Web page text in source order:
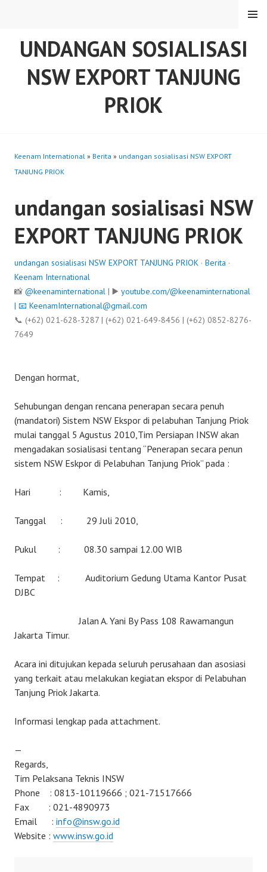
UNDANGAN SOSIALISASI
NSW EXPORT TANJUNG
PRIOK
MENU
Keenam International » Berita » undangan sosialisasi NSW EXPORT
TANJUNG PRIOK
undangan sosialisasi NSW
EXPORT TANJUNG PRIOK
undangan sosialisasi NSW EXPORT TANJUNG PRIOK · Berita ·
Keenam International
📸 @keenaminternational | ▶️ youtube.com/@keenaminternational
| 📧 KeenamInternational@gmail.com
📞 (+62) 021-628-3287 | (+62) 021-649-8456 | (+62) 0852-8276-
7649
Dengan hormat,
Sehubungan dengan rencana penerapan secara penuh
(mandatori) Sistem NSW Ekspor di pelabuhan Tanjung Priok
mulai tanggal 5 Agustus 2010,Tim Persiapan INSW akan
mengadakan sosialisasi tentang “Penerapan secara penun
sistem NSW Eskpor di Pelabuhan Tanjung Priok” pada :
Hari : Kamis,
Tanggal : 29 Juli 2010,
Pukul : 08.30 sampai 12.00 WIB
Tempat : Auditorium Gedung Utama Kantor Pusat
DJBC
Jalan A. Yani By Pass 108 Rawamangun
Jakarta Timur.
Acara ini ditujukan kepada seluruh perusahaan dan asosiasi
yang terkait atau melakukan kegiatan ekspor di Pelabuhan
Tanjung Priok Jakarta.
Informasi lengkap pada attachment.
—
Regards,
Tim Pelaksana Teknis INSW
Phone : 0813-10119666 ; 021-71517666
Fax : 021-4890973
Email : info@insw.go.id
Website : www.insw.go.id